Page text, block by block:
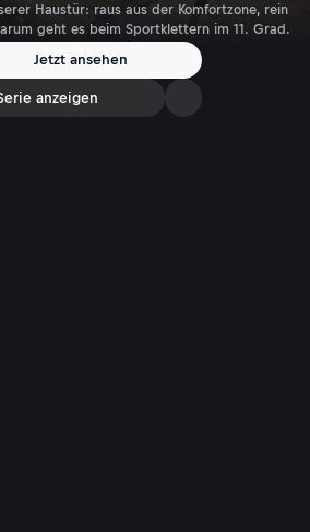
Haustür: raus aus der Komfortzone, rein
geht es beim Sportklettern im 11. Grad.
Jetzt ansehen
anzeigen